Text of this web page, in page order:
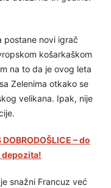
postane novi igrač
košarkaškom
na to da je ovog leta
Zelenima otkako se
velikana. Ipak, nije
– do
depozita!
snažni Francuz već